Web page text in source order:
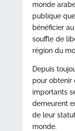
monde
publique
bénéficier
souffle de
région du
Depuis
pour obtenir
importants
demeurent
de leur
monde.